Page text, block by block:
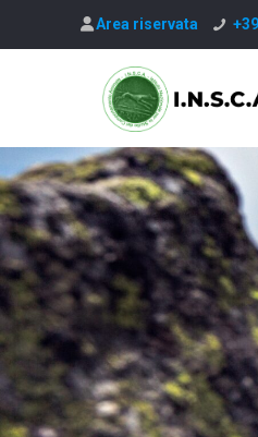
Area riservata